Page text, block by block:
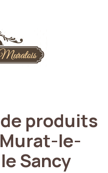
de produits
Murat-le-
leSancy